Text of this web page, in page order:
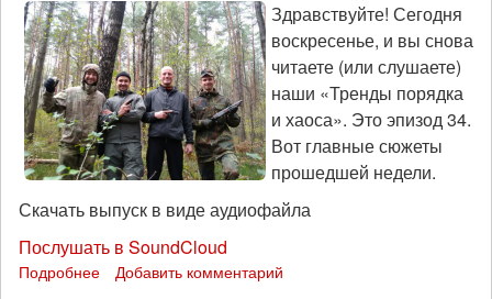
Здравствуйте! Сегодня
воскресенье, и вы снова
читаете (или слушаете)
наши «Тренды порядка
и хаоса». Это эпизод 34.
Вот главные сюжеты
прошедшей недели.
Скачать выпуск в виде аудиофайла
Послушать в SoundCloud
Подробнее Добавить комментарий